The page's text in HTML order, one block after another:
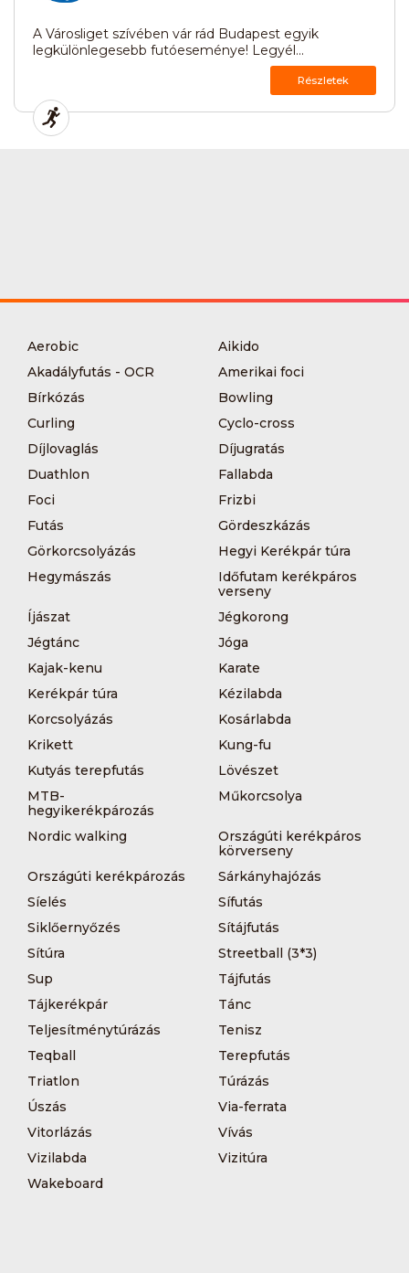
A Városliget szívében vár rád Budapest egyik
legkülönlegesebb futóeseménye! Legyél...
Részletek
Aerobic
Aikido
Akadályfutás - OCR
Amerikai foci
Bírkózás
Bowling
Curling
Cyclo-cross
Díjlovaglás
Díjugratás
Duathlon
Fallabda
Foci
Frizbi
Futás
Gördeszkázás
Görkorcsolyázás
Hegyi Kerékpár túra
Hegymászás
Időfutam kerékpáros
verseny
Íjászat
Jégkorong
Jégtánc
Jóga
Kajak-kenu
Karate
Kerékpár túra
Kézilabda
Korcsolyázás
Kosárlabda
Krikett
Kung-fu
Kutyás terepfutás
Lövészet
MTB-
hegyikerékpározás
Műkorcsolya
Nordic walking
Országúti kerékpáros
körverseny
Országúti kerékpározás
Sárkányhajózás
Síelés
Sífutás
Siklőernyőzés
Sítájfutás
Sítúra
Streetball (3*3)
Sup
Tájfutás
Tájkerékpár
Tánc
Teljesítménytúrázás
Tenisz
Teqball
Terepfutás
Triatlon
Túrázás
Úszás
Via-ferrata
Vitorlázás
Vívás
Vizilabda
Vizitúra
Wakeboard